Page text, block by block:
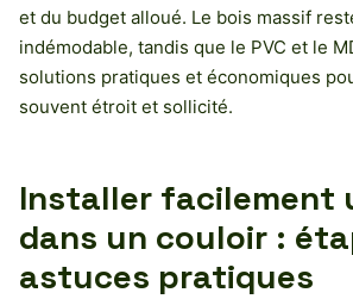
et du budget alloué. Le bois massif
indémodable, tandis que le PVC et le
solutions pratiques et économiques
souvent étroit et sollicité.
Installer facilement
dans un couloir :
astuces pratiques